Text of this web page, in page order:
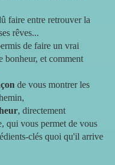
faire entre retrouver la
rêves...
de faire un vrai
bonheur, et comment
de vous montrer les
, directement
qui vous permet de vous
clés quoi qu'il arrive